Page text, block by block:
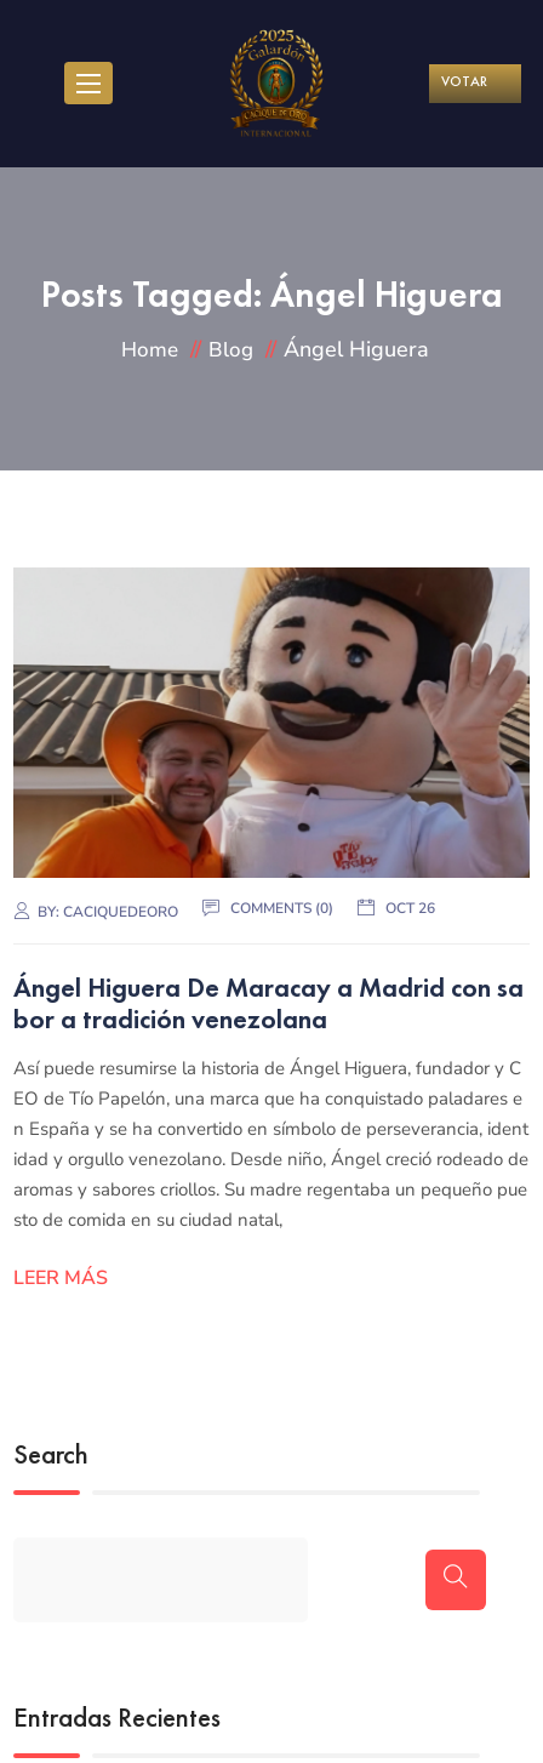
VOTAR
Posts Tagged: Ángel Higuera
Home Blog Ángel Higuera
BY:CACIQUEDEORO COMMENTS (0) OCT 26
Ángel Higuera De Maracay a Madrid con sa
bor a tradición venezolana
Así puede resumirse la historia de Ángel Higuera, fundador y C
EO de Tío Papelón, una marca que ha conquistado paladares e
n España y se ha convertido en símbolo de perseverancia, ident
idad y orgullo venezolano. Desde niño, Ángel creció rodeado de
aromas y sabores criollos. Su madre regentaba un pequeño pue
sto de comida en su ciudad natal,
LEER MÁS
Search
Entradas Recientes